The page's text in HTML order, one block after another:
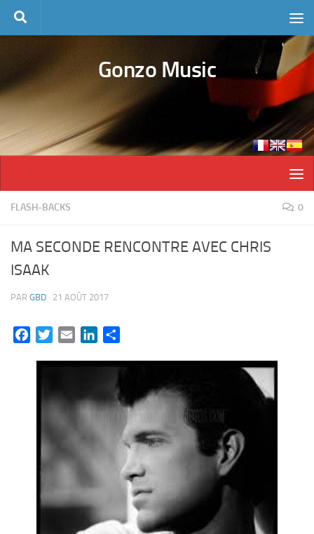
Skip to content
Gonzo Music
FLASH-BACKS 0
MA SECONDE RENCONTRE AVEC CHRIS
ISAAK
PAR GBD · 21 AOÛT 2017
FacebookTwitterEmail LinkedIn